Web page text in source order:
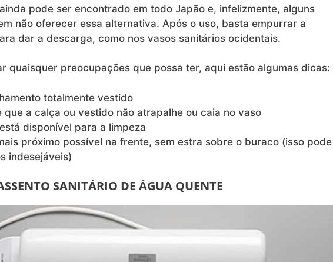
pode ser encontrado em todo Japão e, infelizmente, alguns
não oferecer essa alternativa. Após o uso, basta empurrar a
dar a descarga, como nos vasos sanitários ocidentais.
quaisquer preocupações que possa ter, aqui estão algumas dicas:
totalmente vestido
a calça ou vestido não atrapalhe ou caia no vaso
disponível para a limpeza
próximo possível na frente, sem estra sobre o buraco (isso pode
indesejáveis)
SANITÁRIO DE ÁGUA QUENTE